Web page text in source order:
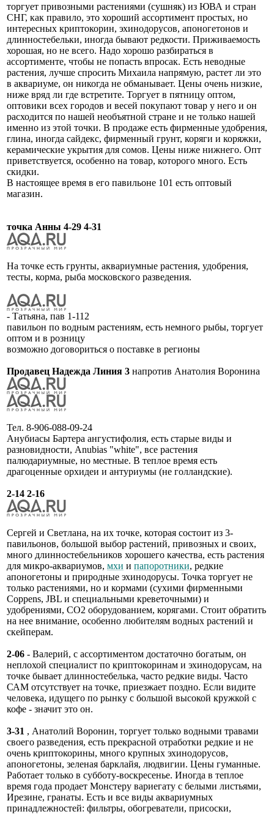
торгует привозными растениями (сушняк) из ЮВА и стран
СНГ, как правило, это хороший ассортимент простых, но
интересных криптокорин, эхинодорусов, апоногетонов и
длинностебельки, иногда бывают редкости. Приживаемость
хорошая, но не всего. Надо хорошо разбираться в
ассортименте, чтобы не попасть впросак. Есть неводные
растения, лучше спросить Михаила напрямую, растет ли это
в аквариуме, он никогда не обманывает. Цены очень низкие,
ниже вряд ли где встретите. Торгует в пятницу оптом,
оптовики всех городов и весей покупают товар у него и он
расходится по нашей необъятной стране и не только нашей
именно из этой точки. В продаже есть фирменные удобрения,
глина, иногда сайдекс, фирменный грунт, коряги и коряжки,
керамические укрытия для сомов. Цены ниже нижнего. Опт
приветствуется, особенно на товар, которого много. Есть
скидки.
В настоящее время в его павильоне 101 есть оптовый
магазин.
точка Анны 4-29 4-31
На точке есть грунты, аквариумные растения, удобрения,
тесты, корма, рыба московского разведения.
- Татьяна, пав 1-112
павильон по водным растениям, есть немного рыбы, торгует
оптом и в розницу
возможно договориться о поставке в регионы
Продавец Надежда Линия 3 напротив Анатолия Воронина
Тел. 8-906-088-09-24
Анубиасы Бартера ангустифолия, есть старые виды и
разновидности, Anubias "white", все растения
палюдариумные, но местные. В теплое время есть
драгоценные орхидеи и антуриумы (не голландские).
2-14 2-16
Сергей и Светлана, на их точке, которая состоит из 3-
павильонов, большой выбор растений, привозных и своих,
много длинностебельников хорошего качества, есть растения
для микро-аквариумов, мхи и папоротники, редкие
апоногетоны и природные эхинодорусы. Точка торгует не
только растениями, но и кормами (сухими фирменными
Coppens, JBL и специальными креветочными) и
удобрениями, СО2 оборудованием, корягами. Стоит обратить
на нее внимание, особенно любителям водных растений и
скейперам.
2-06 - Валерий, с ассортиментом достаточно богатым, он
неплохой специалист по криптокоринам и эхинодорусам, на
точке бывает длинностебелька, часто редкие виды. Часто
САМ отсутствует на точке, приезжает поздно. Если видите
человека, идущего по рынку с большой высокой кружкой с
кофе - значит это он.
3-31 , Анатолий Воронин, торгует только водными травами
своего разведения, есть прекрасной отработки редкие и не
очень криптокорины, много крупных эхинодорусов,
апоногетоны, зеленая барклайя, людвигии. Цены гуманные.
Работает только в субботу-воскресенье. Иногда в теплое
время года продает Монстеру вариегату с белыми листьями,
Ирезине, гранаты. Есть и все виды аквариумных
принадлежностей: фильтры, обогреватели, присоски,